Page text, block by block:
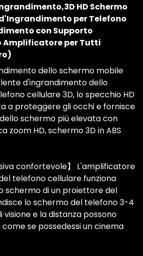
HD Schermo
per Telefono
con Supporto
Amplificatore per Tutti
dello schermo mobile
lente d'ingrandimento dello
cellulare 3D, lo specchio HD
a proteggere gli occhi e fornisce
schermo più elevata con
zoom HD, schermo 3D in ABS
confortevole】 L'amplificatore
telefono cellulare funziona
schermo di un proiettore del
lo schermo del telefono 3-4
visione e la distanza possono
se possedessi un cinema